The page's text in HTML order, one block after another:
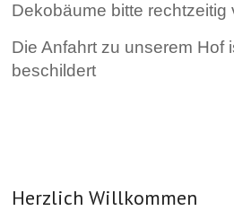
Dekobäume bitte rechtzeitig
Die Anfahrt zu unserem Hof
beschildert
Herzlich Willkommen